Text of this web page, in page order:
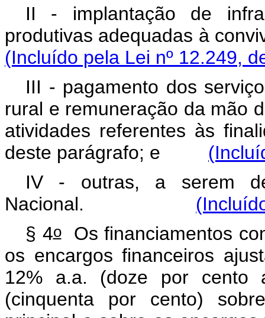
II - implantação de
produtivas adequadas
(Incluído pela Lei nº 12.249,
III - pagamento dos
rural e remuneração da mão
atividades referentes às
deste parágrafo; e
IV - outras, a serem
Nacional.
§ 4oOs financiamentos
os encargos financeiros
12% a.a. (doze por cento
(cinquenta por cento)